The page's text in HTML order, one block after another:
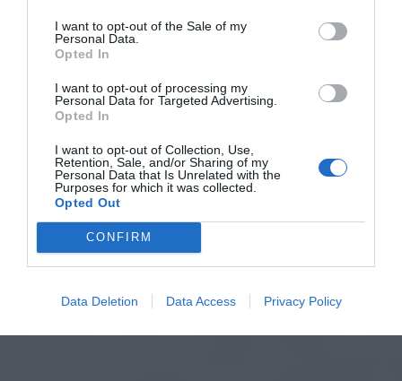
I want to opt-out of the Sale of my
Personal Data.
Opted In
I want to opt-out of processing my
Personal Data for Targeted Advertising.
Opted In
I want to opt-out of Collection, Use,
Retention, Sale, and/or Sharing of my
Personal Data that Is Unrelated with the
Purposes for which it was collected.
Opted Out
CONFIRM
Data Deletion Data Access Privacy Policy